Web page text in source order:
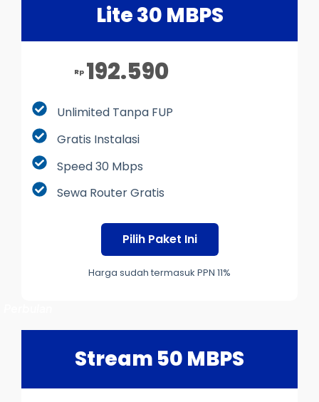
Lite 30 MBPS
Rp 192.590
Unlimited Tanpa FUP
Gratis Instalasi
Speed 30 Mbps
Sewa Router Gratis
Pilih Paket Ini
Harga sudah termasuk PPN 11%
Stream 50 MBPS